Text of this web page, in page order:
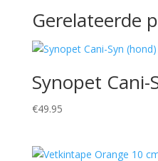
Gerelateerde
Synopet Cani-
€49.95